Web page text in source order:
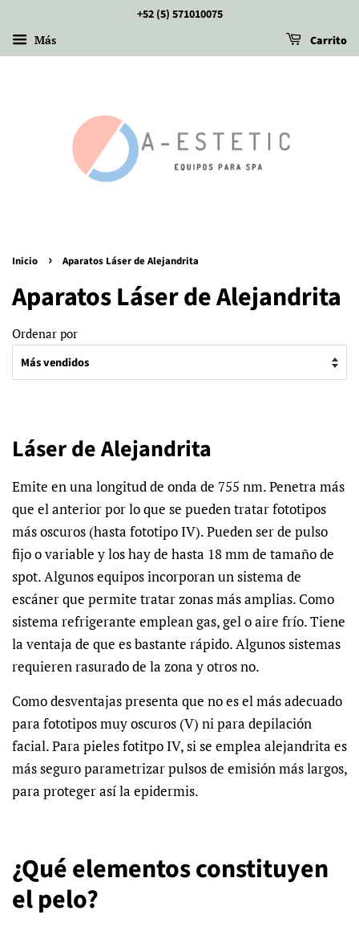
+52 (5) 571010075
Más Carrito
Inicio › Aparatos Láser de Alejandrita
Aparatos Láser de Alejandrita
Ordenar por
Láser de Alejandrita
Emite en una longitud de onda de 755 nm. Penetra más
que el anterior por lo que se pueden tratar fototipos
más oscuros (hasta fototipo IV). Pueden ser de pulso
fijo o variable y los hay de hasta 18 mm de tamaño de
spot. Algunos equipos incorporan un sistema de
escáner que permite tratar zonas más amplias. Como
sistema refrigerante emplean gas, gel o aire frío. Tiene
la ventaja de que es bastante rápido. Algunos sistemas
requieren rasurado de la zona y otros no.
Como desventajas presenta que no es el más adecuado
para fototipos muy oscuros (V) ni para depilación
facial. Para pieles fotitpo IV, si se emplea alejandrita es
más seguro parametrizar pulsos de emisión más largos,
para proteger así la epidermis.
¿Qué elementos constituyen
el pelo?